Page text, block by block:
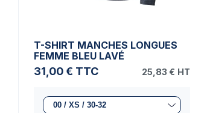
T-SHIRT MANCHES LONGUES
FEMME BLEU LAVÉ
31,00 € TTC 25,83 € HT